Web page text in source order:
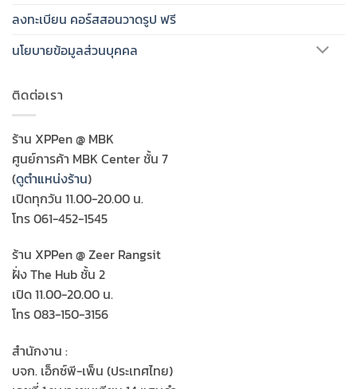
ลงทะเบียน คอร์สสอนวาดรูป ฟรี
นโยบายข้อมูลส่วนบุคคล
ติดต่อเรา
ร้าน XPPen @ MBK
ศูนย์การค้า MBK Center ชั้น 7
(ดูตำแหน่งร้าน)
เปิดทุกวัน 11.00-20.00 น.
โทร 061-452-1545
ร้าน XPPen @ Zeer Rangsit
ฝั่ง The Hub ชั้น 2
เปิด 11.00-20.00 น.
โทร 083-150-3156
สำนักงาน :
บจก. เอ็กซ์พี-เพ็น (ประเทศไทย)